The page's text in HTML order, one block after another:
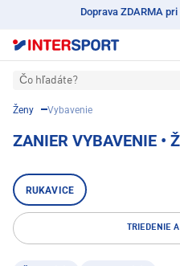
Doprava ZDARMA
Čo hľadáte?
Ženy Vybavenie
ZANIER VYBAVENIE •
RUKAVICE
TRIEDENIE